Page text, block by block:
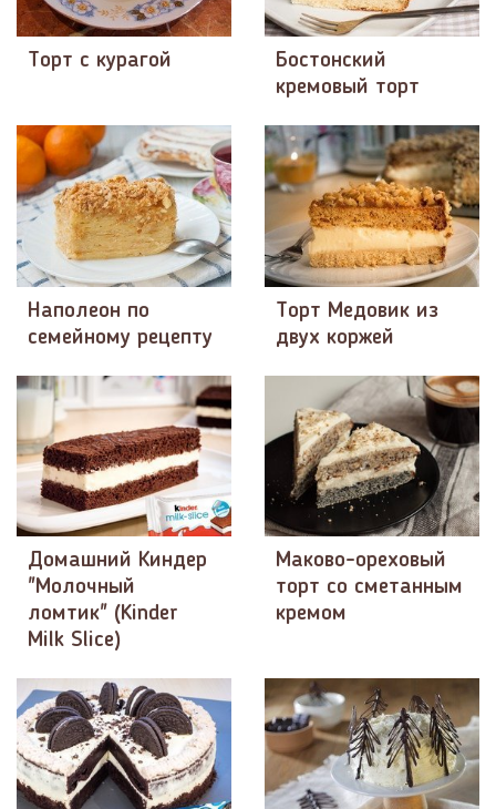
Торт с курагой
Бостонский
кремовый торт
Наполеон по
семейному рецепту
Торт Медовик из
двух коржей
Домашний Киндер
"Молочный
ломтик" (Kinder
Milk Slice)
Маково-ореховый
торт со сметанным
кремом